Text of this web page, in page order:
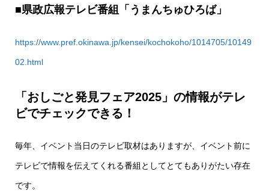
■県政広報テレビ番組「うまんちゅひろば」
https://www.pref.okinawa.jp/kensei/kochokoho/1014705/10149
02.html
「おしごと発見フェア2025」の情報がテレ
ビでチェックできる！
毎年、イベント当日のテレビ取材はありますが、イベント前に
テレビで情報を伝えてくれる番組としてとてもありがたい存在
です。